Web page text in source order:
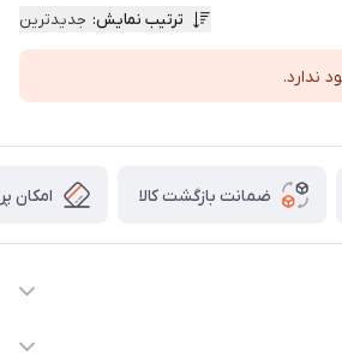
ترتیب نمایش: جدیدترین
ندارد.
ضمانت بازگشت کالا امکان